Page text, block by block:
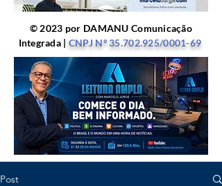
© 2023 por DAMANU Comunicação
Integrada | CNPJ Nº35.702.925/0001-69
Post